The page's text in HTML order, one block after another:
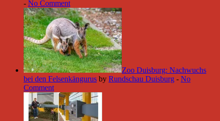
- No Comment
Zoo Duisburg: Nachwuchs
bei den Felsenkängurus by Rundschau Duisburg - No
Comment